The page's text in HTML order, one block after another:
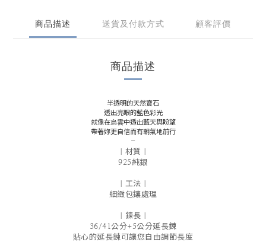
商品描述 送貨及付款方式 顧客評價
商品描述
半透明的天然寶石
透出亮眼的藍色彩光
就像在烏雲中透出藍天與盼望
帶著妳更自信而有朝氣地前行
-
｜材質｜
925純銀
｜工法｜
細緻包鑲處理
｜鍊長｜
36/41公分+5公分延長鍊
貼心的延長鍊可讓您自由調節長度